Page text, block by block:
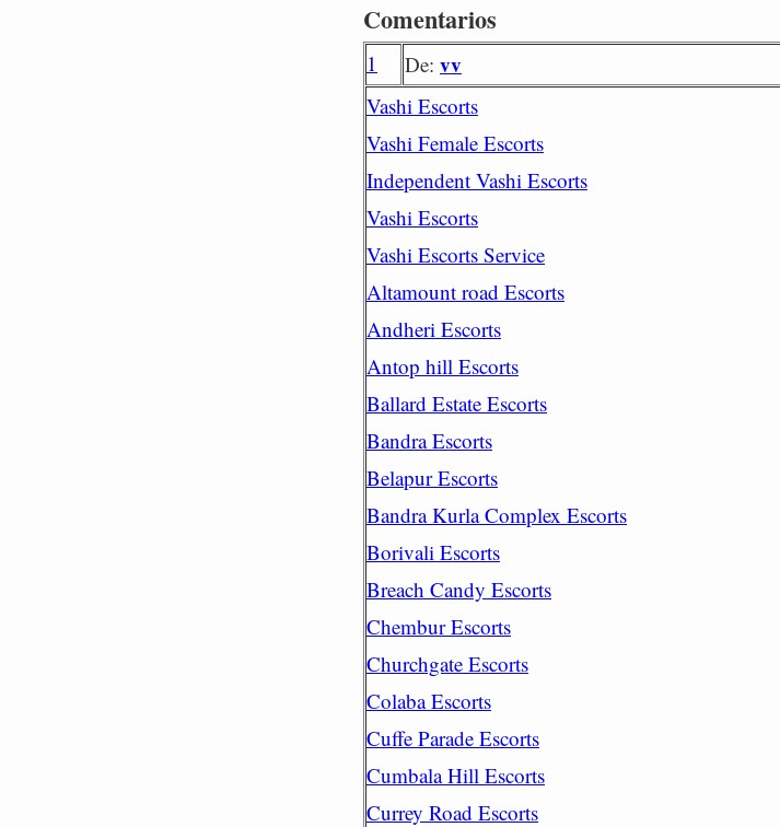
Comentarios
1 De: vv
Vashi Escorts
Vashi Female Escorts
Independent Vashi Escorts
Vashi Escorts
Vashi Escorts Service
Altamount road Escorts
Andheri Escorts
Antop hill Escorts
Ballard Estate Escorts
Bandra Escorts
Belapur Escorts
Bandra Kurla Complex Escorts
Borivali Escorts
Breach Candy Escorts
Chembur Escorts
Churchgate Escorts
Colaba Escorts
Cuffe Parade Escorts
Cumbala Hill Escorts
Currey Road Escorts